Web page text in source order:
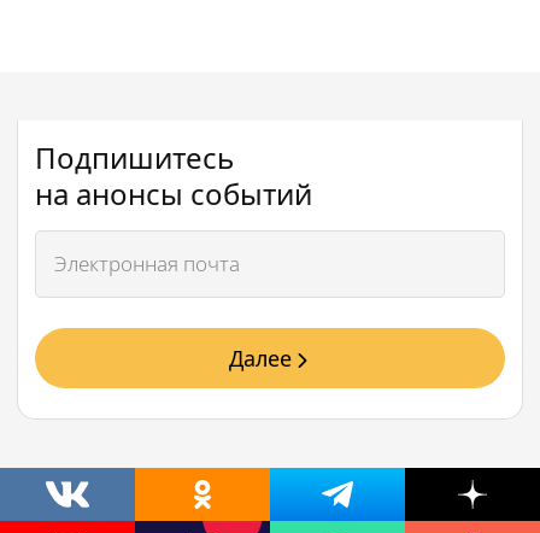
Подпишитесь
на анонсы событий
Далее